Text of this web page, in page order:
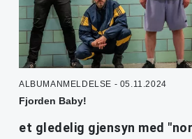
ALBUMANMELDELSE - 05.11.2024
Fjorden Baby!
et gledelig gjensyn med